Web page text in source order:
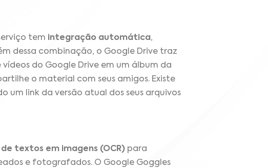
tem integração automática,
dessa combinação, o Google Drive traz
do Google Drive em um álbum da
o material com seus amigos. Existe
um link da versão atual dos seus arquivos
textos em imagens (OCR) para
e fotografados. O Google Goggles